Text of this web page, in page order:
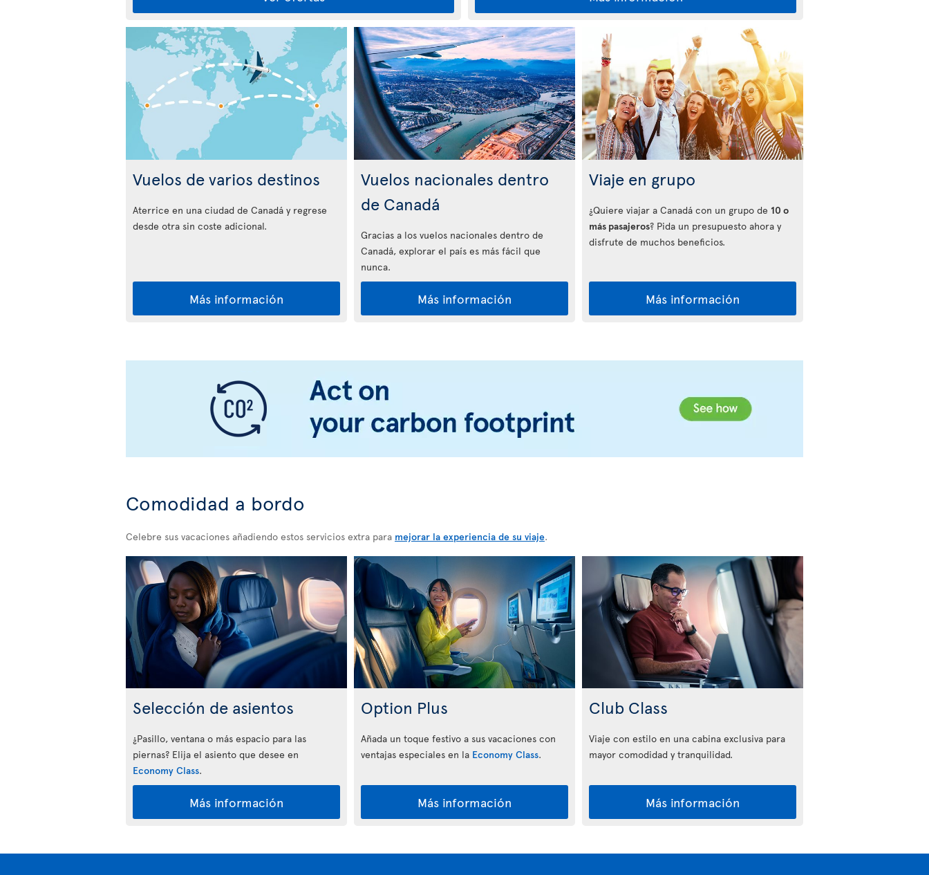
Vuelos de varios destinos
Aterrice en una ciudad de Canadá y regrese
desde otra sin coste adicional.
Más información
Vuelos nacionales dentro
de Canadá
Gracias a los vuelos nacionales dentro de
Canadá, explorar el país es más fácil que
nunca.
Más información
Viaje en grupo
¿Quiere viajar a Canadá con un grupo de 10 o
más pasajeros? Pida un presupuesto ahora y
disfrute de muchos beneficios.
Más información
Comodidad a bordo
Celebre sus vacaciones añadiendo estos servicios extra para mejorar la experiencia de su viaje.
Selección de asientos
¿Pasillo, ventana o más espacio para las
piernas? Elija el asiento que desee en
Economy Class.
Más información
Option Plus
Añada un toque festivo a sus vacaciones con
ventajas especiales en la Economy Class.
Más información
Club Class
Viaje con estilo en una cabina exclusiva para
mayor comodidad y tranquilidad.
Más información